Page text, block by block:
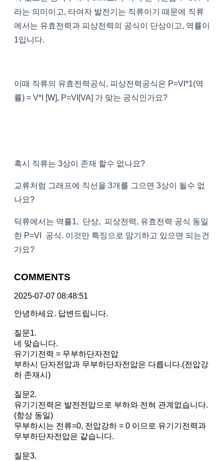
라는 의미이고, 타여자 발전기는 직류이기 때문에 직류
에서는 유효전력과 피상전력의 공식이 단상이고, 역률이
1입니다.
이때 직류의 유효전력공식, 피상전력공식은 P=VI*1(역
률) = V*I [W], P=VI[VA] 가 맞는 공식인가요?
혹시 직류는 3상이 존재 할수 없나요?
교류처럼 그래프에 직선을 3개를 그으면 3상이 될수 없
나요?
딕류에서는 역률1, 단상, 피상전력, 유효전력 공식 동일
한 P=VI 공식. 이것만 특징으로 암기하고 있으면 되는건
가요?
COMMENTS
2025-07-07 08:48:51
안녕하세요. 답변드립니다.
질문1.
네 맞습니다.
유기기전력 = 무부하단자전압
부하시 단자전압과 무부하단자전압은 다릅니다.(전압강
하 존재시)
질문2.
유기기전력은 발전전압으로 부하와 전혀 관계없습니다.
(항상 동일)
무부하시는 전류=0, 전압강하 = 0 이므로 유기기전력과
무부하단자전압은 같습니다.
질문3.